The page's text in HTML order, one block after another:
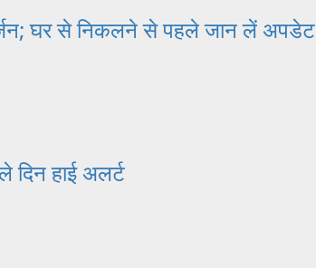
घर से निकलने से पहले जान लें अपडेट
दिन हाई अलर्ट